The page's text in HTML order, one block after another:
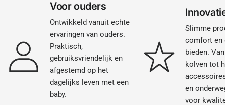
Voor ouders
Ontwikkeld vanuit echte
ervaringen van ouders.
Praktisch,
gebruiksvriendelijk en
afgestemd op het
dagelijks leven met een
baby.
Slimme
comfort en
bieden.
kolven tot
en
voor